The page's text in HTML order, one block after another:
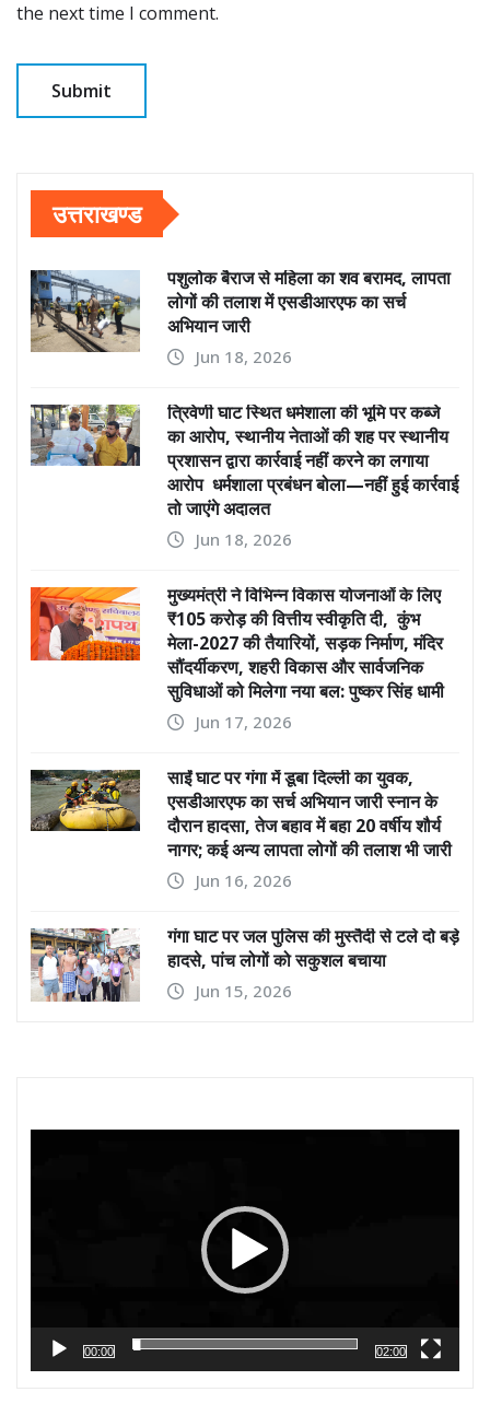
the next time I comment.
उत्तराखण्ड
पशुलोक बैराज से महिला का शव बरामद, लापता
लोगों की तलाश में एसडीआरएफ का सर्च
अभियान जारी
Jun 18, 2026
त्रिवेणी घाट स्थित धर्मशाला की भूमि पर कब्जे
का आरोप, स्थानीय नेताओं की शह पर स्थानीय
प्रशासन द्वारा कार्रवाई नहीं करने का लगाया
आरोप धर्मशाला प्रबंधन बोला—नहीं हुई कार्रवाई
तो जाएंगे अदालत
Jun 18, 2026
मुख्यमंत्री ने विभिन्न विकास योजनाओं के लिए
₹105 करोड़ की वित्तीय स्वीकृति दी, कुंभ
मेला-2027 की तैयारियों, सड़क निर्माण, मंदिर
सौंदर्यीकरण, शहरी विकास और सार्वजनिक
सुविधाओं को मिलेगा नया बल: पुष्कर सिंह धामी
Jun 17, 2026
साईं घाट पर गंगा में डूबा दिल्ली का युवक,
एसडीआरएफ का सर्च अभियान जारी स्नान के
दौरान हादसा, तेज बहाव में बहा 20 वर्षीय शौर्य
नागर; कई अन्य लापता लोगों की तलाश भी जारी
Jun 16, 2026
गंगा घाट पर जल पुलिस की मुस्तैदी से टले दो बड़े
हादसे, पांच लोगों को सकुशल बचाया
Jun 15, 2026
00:00 02:00